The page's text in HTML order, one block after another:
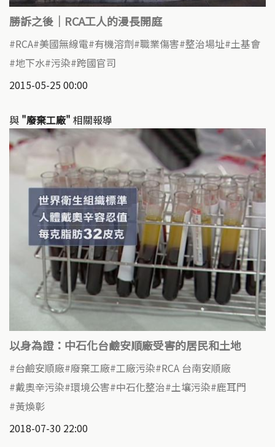
勝訴之後｜RCA工人的漫長開庭
RCA 美國無線電 有機溶劑 職業傷害 整治場址 土基會
地下水 污染 跨國官司
2015-05-25 00:00
與 "廢棄工廠" 相關報導
以身為證：中石化台鹼安順廠受害的居民和土地
台鹼安順廠 廢棄工廠 工廠污染 RCA 台南安順廠
戴奧辛污染 環境公害 中石化整治 土壤污染 鹿耳門
黃煥彰
2018-07-30 22:00